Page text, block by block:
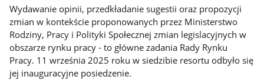
Wydawanie opinii, przedkładanie sugestii oraz propozycji
zmian w kontekście proponowanych przez Ministerstwo
Rodziny, Pracy i Polityki Społecznej zmian legislacyjnych w
obszarze rynku pracy - to główne zadania Rady Rynku
Pracy. 11 września 2025 roku w siedzibie resortu odbyło się
jej inauguracyjne posiedzenie.